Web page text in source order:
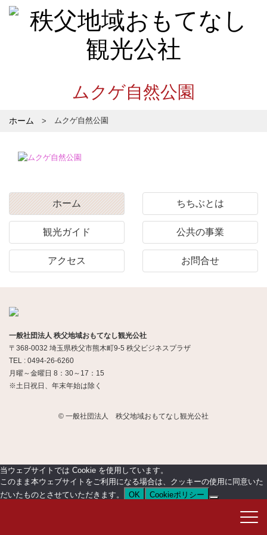
ムクゲ自然公園
ホーム ムクゲ自然公園
ホーム ちちぶとは
観光ガイド 公共の事業
アクセス お問合せ
一般社団法人 秩父地域おもてなし観光公社
〒368-0032 埼玉県秩父市熊木町9-5 秩父ビジネスプラザ
TEL : 0494-26-6260
月曜～金曜日 8：30～17：15
※土日祝日、年末年始は除く
© 一般社団法人 秩父地域おもてなし観光公社
当ウェブサイトでは Cookie を使用しています。
このまま本ウェブサイトをご利用になる場合は、クッキーの使用に同意いた
だいたものとさせていただきます。
OK Cookieポリシー